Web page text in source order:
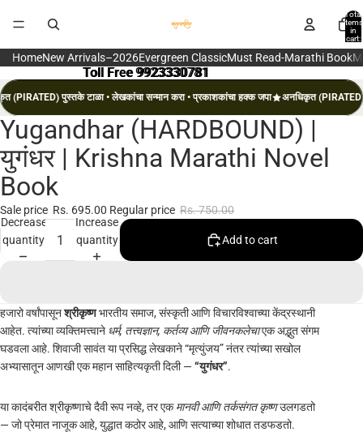
Total
items
in
cart:
HomeNew Arrivals–2026Evergreen ClassicMust Read-Marathi Book
Toll Free 9923330781
Toll Free 9923330781
(PIRATED) पुस्तके टाळा • लेखकांचा सन्मान करा • प्रकाशकांचा हक्क जपा अनधिकृत (PIRATED)
Open
image
in
full
screen
Yugandhar (HARDBOUND) |
युगंधर | Krishna Marathi Novel
Book
Sale price Rs. 695.00 Regular price Rs. 750.00
Decrease
quantity
Increase
quantity
Add to cart
हजारो वर्षांपासूनश्रीकृष्णभारतीय समाज, संस्कृती आणि विचारविश्वाच्या केंद्रस्थानी
आहेत. त्यांच्या व्यक्तिमत्त्वाने धर्म, तत्त्वज्ञान, कर्तव्य आणि जीवनकलेचाएक अद्भुत संगम
घडवला आहे. शिवाजी सावंत या प्रसिद्ध लेखकाने “मृत्युंजय” नंतर त्यांच्या सखोल
अभ्यासातून आणखी एक महान साहित्यकृती दिली —“युगंधर”.
या कादंबरीत श्रीकृष्णाचे दैवी रूप नव्हे, तर एकमानवी आणि तर्कसंगत कृष्णउलगडतो
— जो प्रेमात नाजूक आहे, युद्धात कठोर आहे, आणि सत्याच्या शोधात तडफडतो.